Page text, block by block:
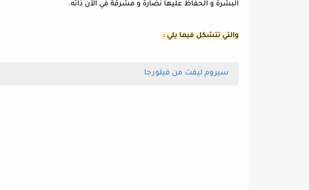
البشرة و الحفاظ عليها نضارة و مشرقة في الآن ذاته.
والتي تتشكل فيما يلي :
سيروم ليفت من فيلورجا